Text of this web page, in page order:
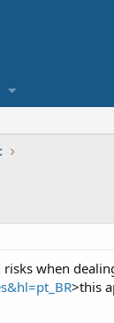
when
>this